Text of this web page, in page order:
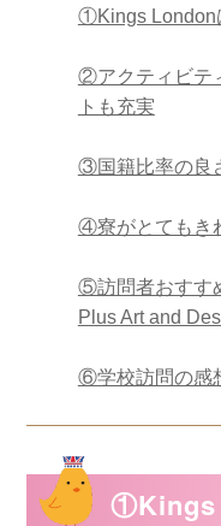
①Kings London
②アクティビテ
トも充実
③国籍比率の良
④寮がとてもき
⑤訪問者おすす
Plus Art and
⑥学校訪問の感
①Kings